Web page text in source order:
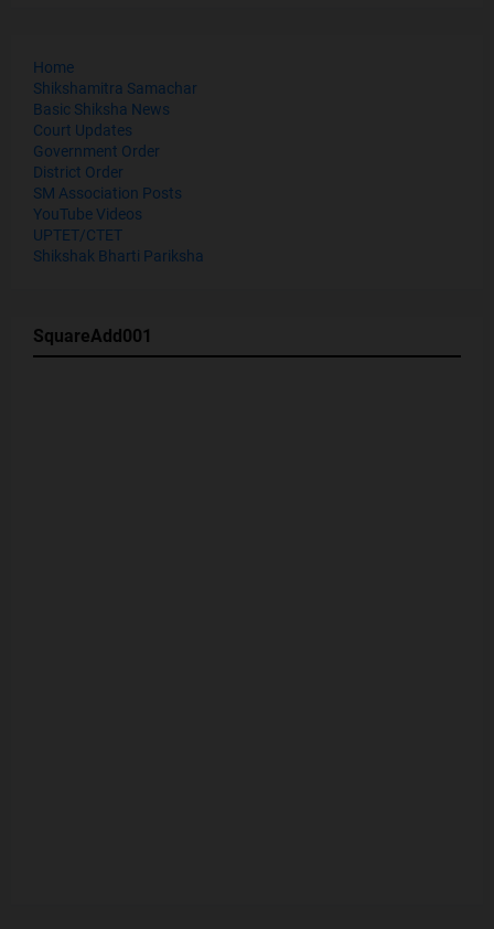
Home
Shikshamitra Samachar
Basic Shiksha News
Court Updates
Government Order
District Order
SM Association Posts
YouTube Videos
UPTET/CTET
Shikshak Bharti Pariksha
SquareAdd001